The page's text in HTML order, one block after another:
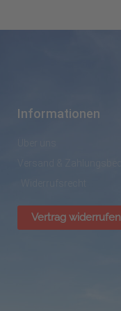
Informationen
Vertrag widerrufen